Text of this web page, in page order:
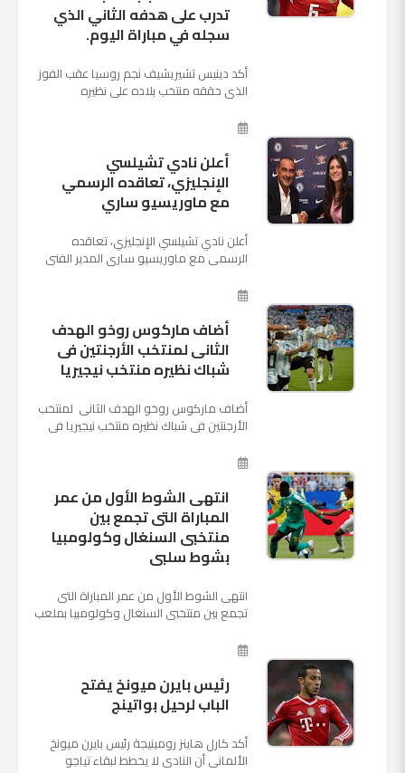
تدرب على هدفه الثاني الذي
سجله في مباراة اليوم.
أكد دينيس تشيريشيف نجم روسيا عقب الفوز
الذي حققه منتخب بلاده على نظيره
كأس العالم بأنه تدرب على هد...
أعلن نادي تشيلسي
الإنجليزي، تعاقده الرسمي
مع ماوريسيو ساري
أعلن نادي تشيلسي الإنجليزي، تعاقده
الرسمي مع ماوريسيو ساري المدير الفني
المقبل وخلافة أنطونيو كو...
أضاف ماركوس روخو الهدف
الثانى لمنتخب الأرجنتين فى
شباك نظيره منتخب نيجيريا
أضاف ماركوس روخو الهدف الثانى لمنتخب
الأرجنتين فى شباك نظيره منتخب نيجيريا فى
"كريستوفسك...
انتهى الشوط الأول من عمر
المباراة التى تجمع بين
منتخبى السنغال وكولومبيا
بشوط سلبى
انتهى الشوط الأول من عمر المباراة التى
تجمع بين منتخبى السنغال وكولومبيا بملعب
الثالثة والأ...
رئيس بايرن ميونخ يفتح
الباب لرحيل بواتينج
أكد كارل هاينز رومينيجة رئيس بايرن ميونخ
الألمانى أن النادى لا يخطط لبقاء تياجو